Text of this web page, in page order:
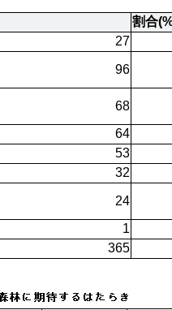
割合
27
96
68
64
53
32
24
1
365